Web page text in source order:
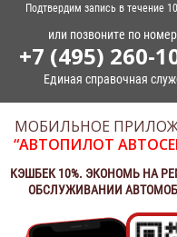
Подтвердим запись в течение
или позвоните по
+7 (495) 260-
Единая справочная
МОБИЛЬНОЕ
“АВТОПИЛОТ
КЭШБЕК 10%. ЭКОНОМЬ НА
ОБСЛУЖИВАНИИ